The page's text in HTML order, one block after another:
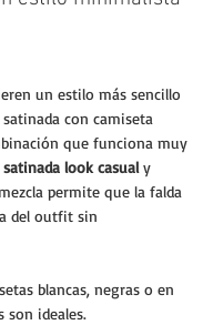
un estilo más sencillo
con camiseta
que funciona muy
look casual y
permite que la falda
del outfit sin
blancas, negras o en
son ideales.